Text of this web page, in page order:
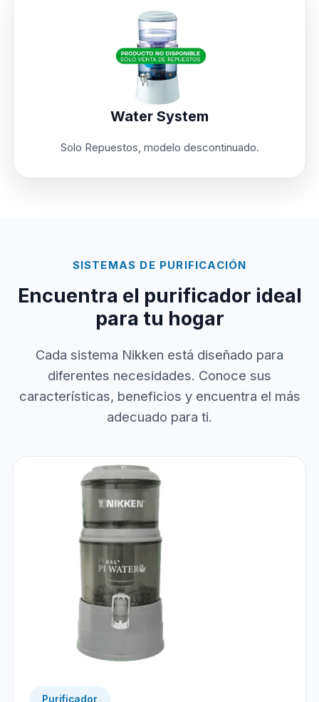
Water System
Solo Repuestos, modelo descontinuado.
SISTEMAS DE PURIFICACIÓN
Encuentra el purificador ideal
para tu hogar
Cada sistema Nikken está diseñado para
diferentes necesidades. Conoce sus
características, beneficios y encuentra el más
adecuado para ti.
Purificador